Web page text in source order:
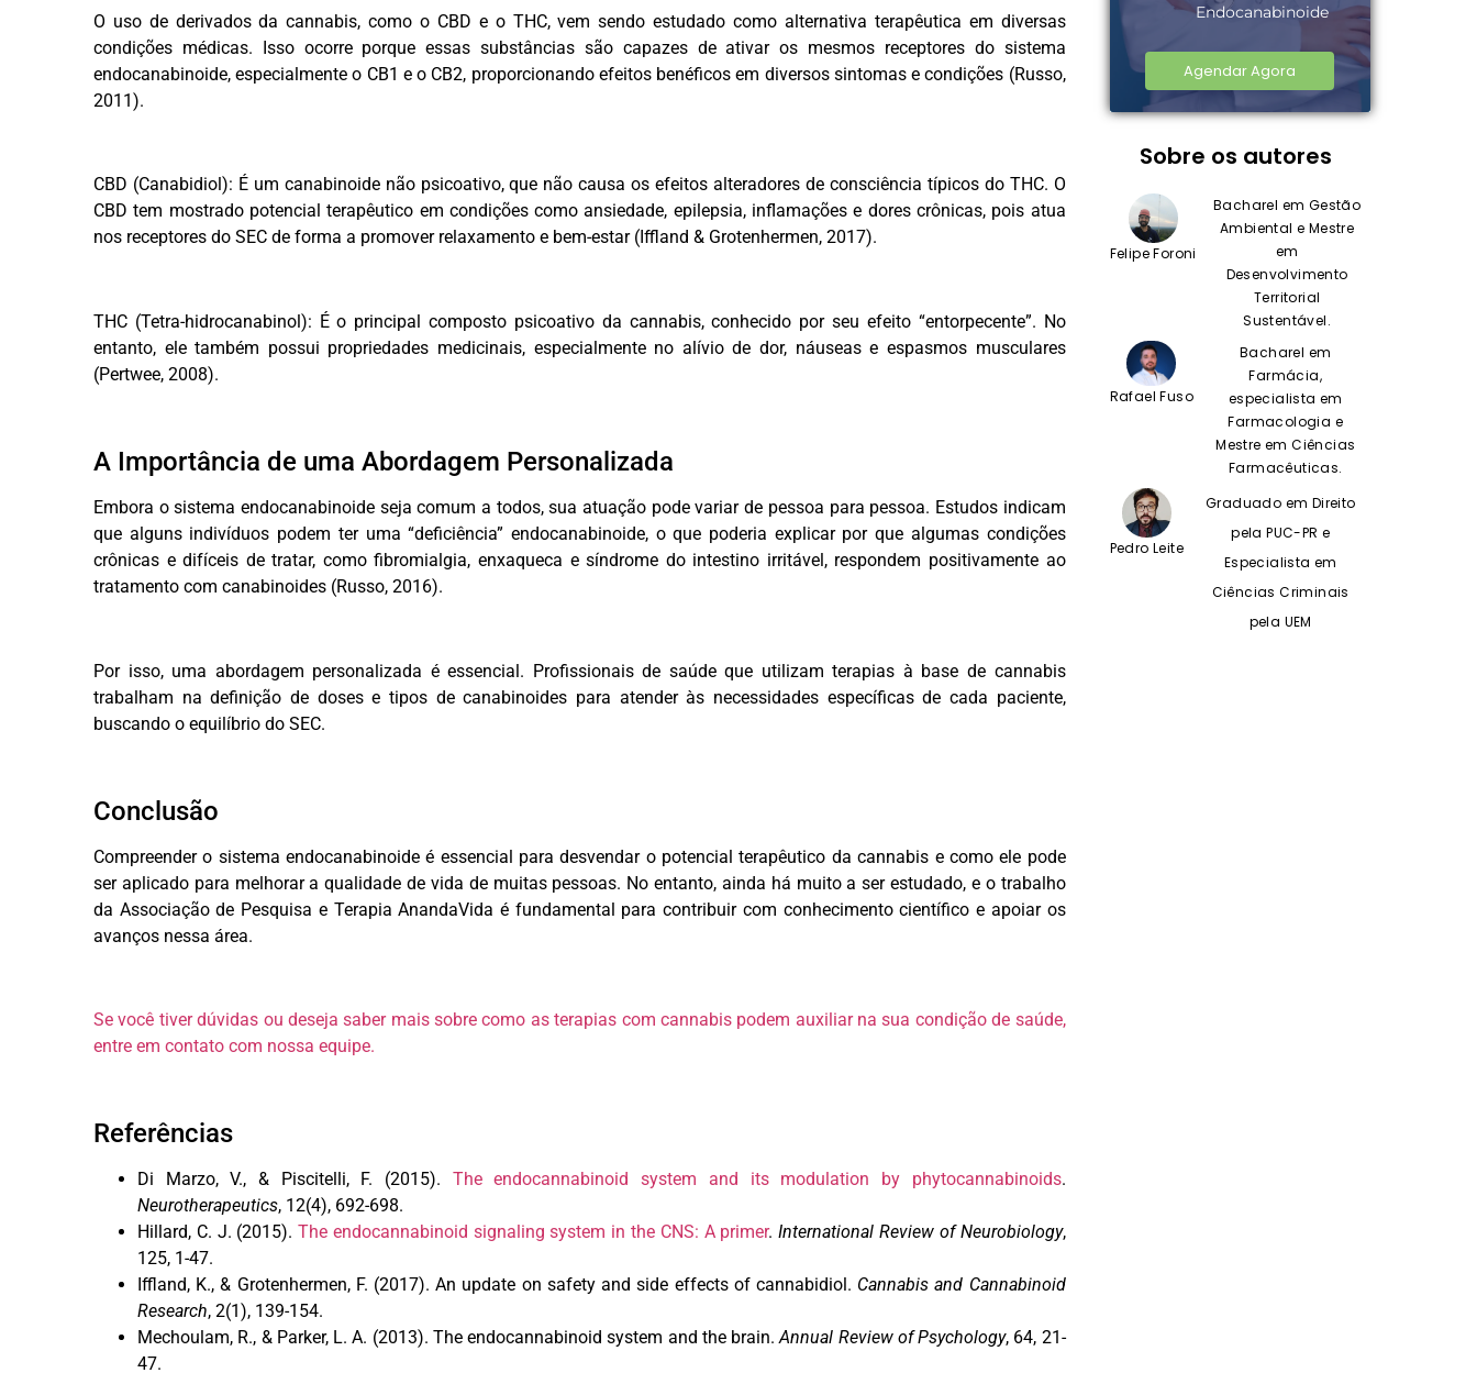
O uso de derivados da cannabis, como o CBD e o THC, vem sendo estudado como alternativa terapêutica em diversas
condições médicas. Isso ocorre porque essas substâncias são capazes de ativar os mesmos receptores do sistema
endocanabinoide, especialmente o CB1 e o CB2, proporcionando efeitos benéficos em diversos sintomas e condições (Russo,
2011).
CBD (Canabidiol): É um canabinoide não psicoativo, que não causa os efeitos alteradores de consciência típicos do THC. O
CBD tem mostrado potencial terapêutico em condições como ansiedade, epilepsia, inflamações e dores crônicas, pois atua
nos receptores do SEC de forma a promover relaxamento e bem-estar (Iffland & Grotenhermen, 2017).
THC (Tetra-hidrocanabinol): É o principal composto psicoativo da cannabis, conhecido por seu efeito “entorpecente”. No
entanto, ele também possui propriedades medicinais, especialmente no alívio de dor, náuseas e espasmos musculares
(Pertwee, 2008).
A Importância de uma Abordagem Personalizada
Embora o sistema endocanabinoide seja comum a todos, sua atuação pode variar de pessoa para pessoa. Estudos indicam
que alguns indivíduos podem ter uma “deficiência” endocanabinoide, o que poderia explicar por que algumas condições
crônicas e difíceis de tratar, como fibromialgia, enxaqueca e síndrome do intestino irritável, respondem positivamente ao
tratamento com canabinoides (Russo, 2016).
Por isso, uma abordagem personalizada é essencial. Profissionais de saúde que utilizam terapias à base de cannabis
trabalham na definição de doses e tipos de canabinoides para atender às necessidades específicas de cada paciente,
buscando o equilíbrio do SEC.
Conclusão
Compreender o sistema endocanabinoide é essencial para desvendar o potencial terapêutico da cannabis e como ele pode
ser aplicado para melhorar a qualidade de vida de muitas pessoas. No entanto, ainda há muito a ser estudado, e o trabalho
da Associação de Pesquisa e Terapia AnandaVida é fundamental para contribuir com conhecimento científico e apoiar os
avanços nessa área.
Se você tiver dúvidas ou deseja saber mais sobre como as terapias com cannabis podem auxiliar na sua condição de saúde,
entre em contato com nossa equipe.
Referências
Di Marzo, V., & Piscitelli, F. (2015). The endocannabinoid system and its modulation by phytocannabinoids.
Neurotherapeutics, 12(4), 692-698.
Hillard, C. J. (2015).The endocannabinoid signaling system in the CNS: A primer.International Review of Neurobiology,
125, 1-47.
Iffland, K., & Grotenhermen, F. (2017).An update on safety and side effects of cannabidiol. Cannabis and Cannabinoid
Research, 2(1), 139-154.
Mechoulam, R., & Parker, L. A. (2013). The endocannabinoid system and the brain.Annual Review of Psychology, 64, 21-
47.
Endocanabinoide
Agendar Agora
Sobre os autores
Felipe Foroni
Bacharel em Gestão
Ambiental e Mestre
em
Desenvolvimento
Territorial
Sustentável.
Rafael Fuso
Bacharel em
Farmácia,
especialista em
Farmacologia e
Mestre em Ciências
Farmacêuticas.
Pedro Leite
Graduado em Direito
pela PUC-PR e
Especialista em
Ciências Criminais
pela UEM